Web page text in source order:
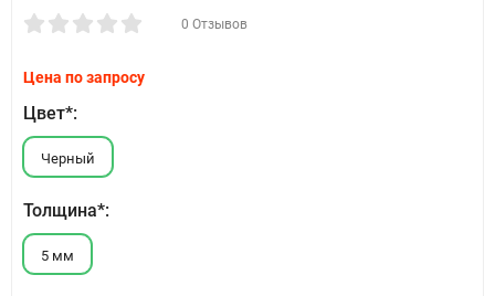
0 Отзывов
Цена по запросу
Цвет*:
Черный
Толщина*:
5 мм